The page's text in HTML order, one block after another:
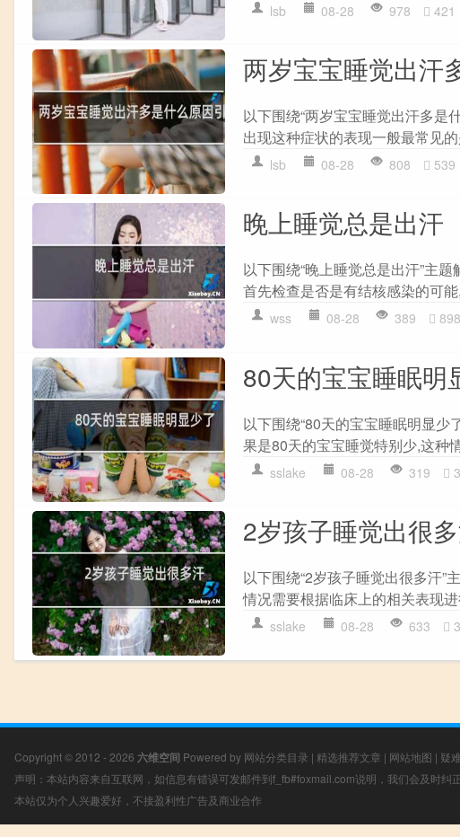
lsb 08-28 978 421
两岁宝宝睡觉出汗
以下围绕“两岁宝宝睡觉出汗多是
出现这种症状的表现一般最常见
lsb 08-28 808 539
晚上睡觉总是出汗
以下围绕“晚上睡觉总是出汗”主
首先检查是否是有结核感染的可
wss 08-28 389 898
80天的宝宝睡眠明
以下围绕“80天的宝宝睡眠明显少
果是80天的宝宝睡觉特别少,这种
sslake 08-28 319
2岁孩子睡觉出很
以下围绕“2岁孩子睡觉出很多汗”
情况需要根据临床上的相关表现
sslake 08-28 633
Copyright © 2012 - 2026 六维空间 Powered by 网站分类目录 | 精选推荐文章 | 网站地图 | 疑
声明：本站内容来自互联网，如信息有错误可发邮件到f_fb#foxmail.com说明，我们会及时纠
本站仅为个人兴趣爱好，不接盈利性广告及商业合作